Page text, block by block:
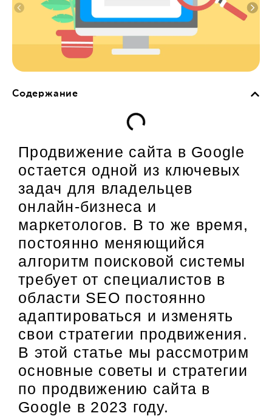
Содержание
Продвижение сайта в Google
остается одной из ключевых
задач для владельцев
онлайн-бизнеса и
маркетологов. В то же время,
постоянно меняющийся
алгоритм поисковой системы
требует от специалистов в
области SEO постоянно
адаптироваться и изменять
свои стратегии продвижения.
В этой статье мы рассмотрим
основные советы и стратегии
по продвижению сайта в
Google в 2023 году.